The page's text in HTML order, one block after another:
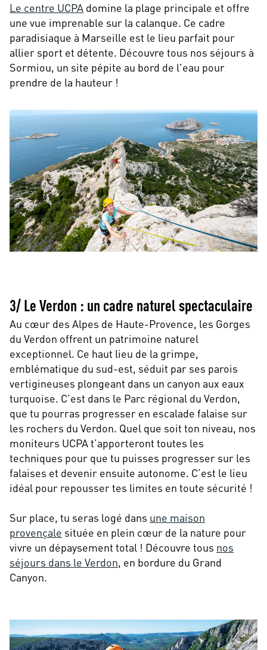
Le centre UCPA domine la plage principale et offre
une vue imprenable sur la calanque. Ce cadre
paradisiaque à Marseille est le lieu parfait pour
allier sport et détente. Découvre tous nos séjours à
Sormiou, un site pépite au bord de l'eau pour
prendre de la hauteur !
3/ Le Verdon : un cadre naturel spectaculaire
Au cœur des Alpes de Haute-Provence, les Gorges
du Verdon offrent un patrimoine naturel
exceptionnel. Ce haut lieu de la grimpe,
emblématique du sud-est, séduit par ses parois
vertigineuses plongeant dans un canyon aux eaux
turquoise. C’est dans le Parc régional du Verdon,
que tu pourras progresser en escalade falaise sur
les rochers du Verdon. Quel que soit ton niveau, nos
moniteurs UCPA t’apporteront toutes les
techniques pour que tu puisses progresser sur les
falaises et devenir ensuite autonome. C’est le lieu
idéal pour repousser tes limites en toute sécurité !
Sur place, tu seras logé dans une maison
provençale située en plein cœur de la nature pour
vivre un dépaysement total ! Découvre tous nos
séjours dans le Verdon, en bordure du Grand
Canyon.